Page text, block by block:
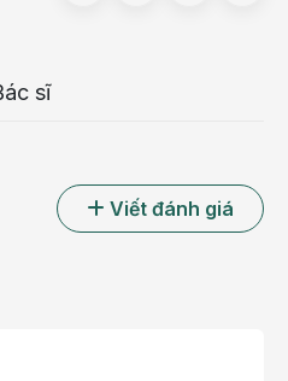
dập, tình trạng phù nề diễn
sĩ
Viết đánh giá